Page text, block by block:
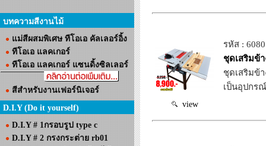
บทความสีงานไม้
แม่สีผสมพิเศษ ทีโอเอ คัลเลอร์อิ้ง
ทีโอเอ แลคเกอร์
ทีโอเอ แลคเกอร์ แซนดิ้งซิลเลอร์
สีสำหรับงานเฟอร์นิเจอร์
D.I.Y (Do it yourself)
D.I.Y # 1กรอบรูป type c
D.I.Y # 2 กรงกระต่าย rb01
view
รหัส :
ชุดเสริมข้า
ชุดเสริมข้
เป็นอุปกรณ์